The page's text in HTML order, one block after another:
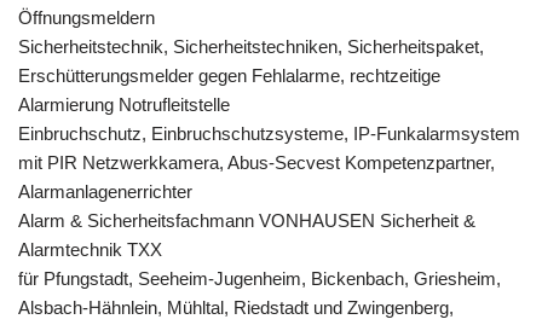
Öffnungsmeldern
Sicherheitstechnik, Sicherheitstechniken, Sicherheitspaket,
Erschütterungsmelder gegen Fehlalarme, rechtzeitige
Alarmierung Notrufleitstelle
Einbruchschutz, Einbruchschutzsysteme, IP-Funkalarmsystem
mit PIR Netzwerkkamera, Abus-Secvest Kompetenzpartner,
Alarmanlagenerrichter
Alarm & Sicherheitsfachmann VONHAUSEN Sicherheit &
Alarmtechnik TXX
für Pfungstadt, Seeheim-Jugenheim, Bickenbach, Griesheim,
Alsbach-Hähnlein, Mühltal, Riedstadt und Zwingenberg,